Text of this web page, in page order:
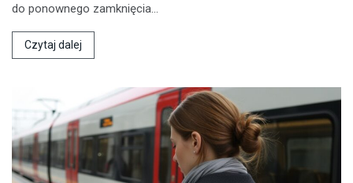
do ponownego zamknięcia…
Czytaj dalej